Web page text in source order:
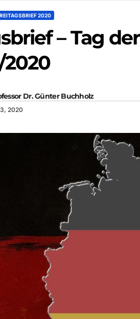
2020
– Tag
Dr. Günter Buchholz
2020